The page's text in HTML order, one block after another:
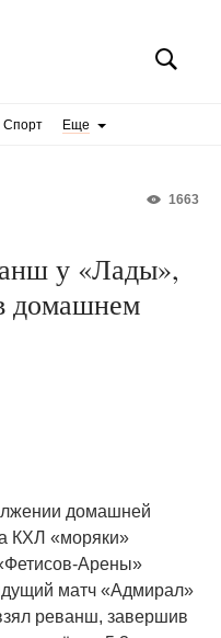
Спорт Еще
1663
у «Лады»,
домашнем
домашней
КХЛ «моряки»
Арены»
матч «Адмирал»
реванш, завершив